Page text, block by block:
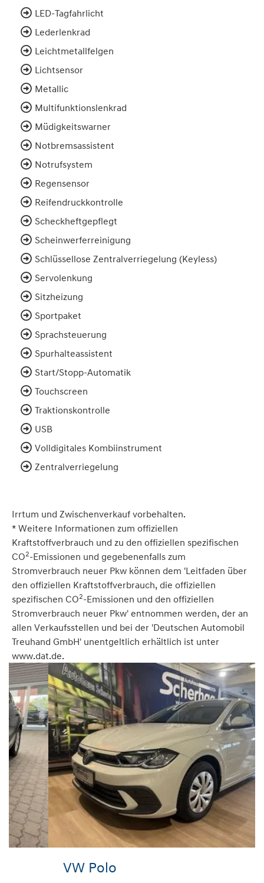
LED-Tagfahrlicht
Lederlenkrad
Leichtmetallfelgen
Lichtsensor
Metallic
Multifunktionslenkrad
Müdigkeitswarner
Notbremsassistent
Notrufsystem
Regensensor
Reifendruckkontrolle
Scheckheftgepflegt
Scheinwerferreinigung
Schlüssellose Zentralverriegelung (Keyless)
Servolenkung
Sitzheizung
Sportpaket
Sprachsteuerung
Spurhalteassistent
Start/Stopp-Automatik
Touchscreen
Traktionskontrolle
USB
Volldigitales Kombiinstrument
Zentralverriegelung
Irrtum und Zwischenverkauf vorbehalten.
* Weitere Informationen zum offiziellen
Kraftstoffverbrauch und zu den offiziellen spezifischen
CO2-Emissionen und gegebenenfalls zum
Stromverbrauch neuer Pkw können dem 'Leitfaden über
den offiziellen Kraftstoffverbrauch, die offiziellen
spezifischen CO2-Emissionen und den offiziellen
Stromverbrauch neuer Pkw' entnommen werden, der an
allen Verkaufsstellen und bei der 'Deutschen Automobil
Treuhand GmbH' unentgeltlich erhältlich ist unter
www.dat.de.
VW Polo